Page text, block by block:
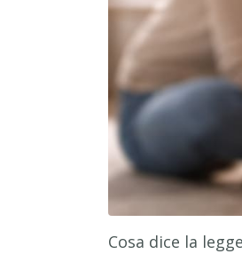
Cosa dice la